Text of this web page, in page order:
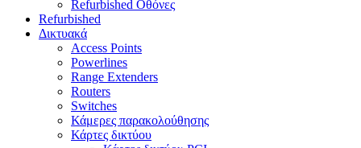
Refurbished Οθόνες
Refurbished
Δικτυακά
Access Points
Powerlines
Range Extenders
Routers
Switches
Κάμερες παρακολούθησης
Κάρτες δικτύου